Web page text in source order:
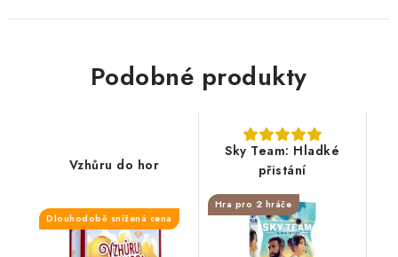
Podobné produkty
Vzhůru do hor
Dlouhodobě snížená cena
Sky Team: Hladké
přistání
Hra pro 2 hráče